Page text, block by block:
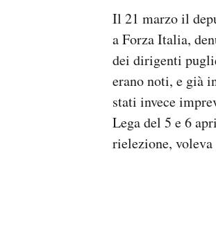
Il 21 marzo il
a Forza Italia,
dei dirigenti
erano noti, e già
stati invece
Lega del 5 e 6
rielezione,